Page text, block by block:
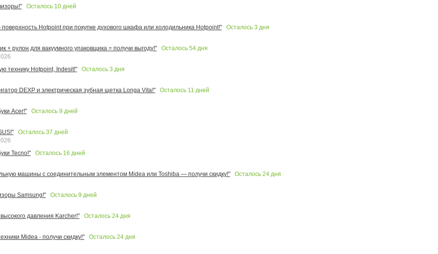
Осталось 10дней
Hotpoint при покупке духового шкафа или холодильника Hotpoint!" Осталось 3 дня
+ рулон для вакуумного упаковщика = получи выгоду!" Осталось 54дня
технику Hotpoint, Indesit!"
Осталось 3 дня
DEXP и электрическая зубная щетка Longa Vita!" Осталось 11 дней
Acer!" Осталось 9 дней
Осталось 37 дней
Tecno!"
Осталось 16 дней
машины с соединительным элементом Midea или Toshiba — получи скидку!" Осталось 24дня
Samsung!" Осталось 9 дней
давления Karcher!" Осталось 24дня
Midea - получи скидку!" Осталось 24дня